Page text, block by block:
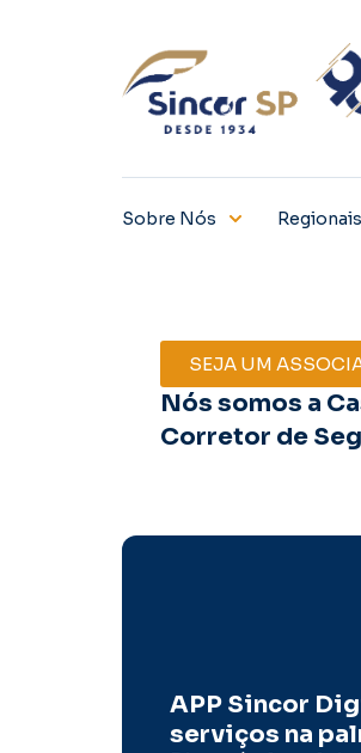
Sobre Nós Regionais
SEJA UM
Nós somos a
Corretor de
APP Sincor
serviços na